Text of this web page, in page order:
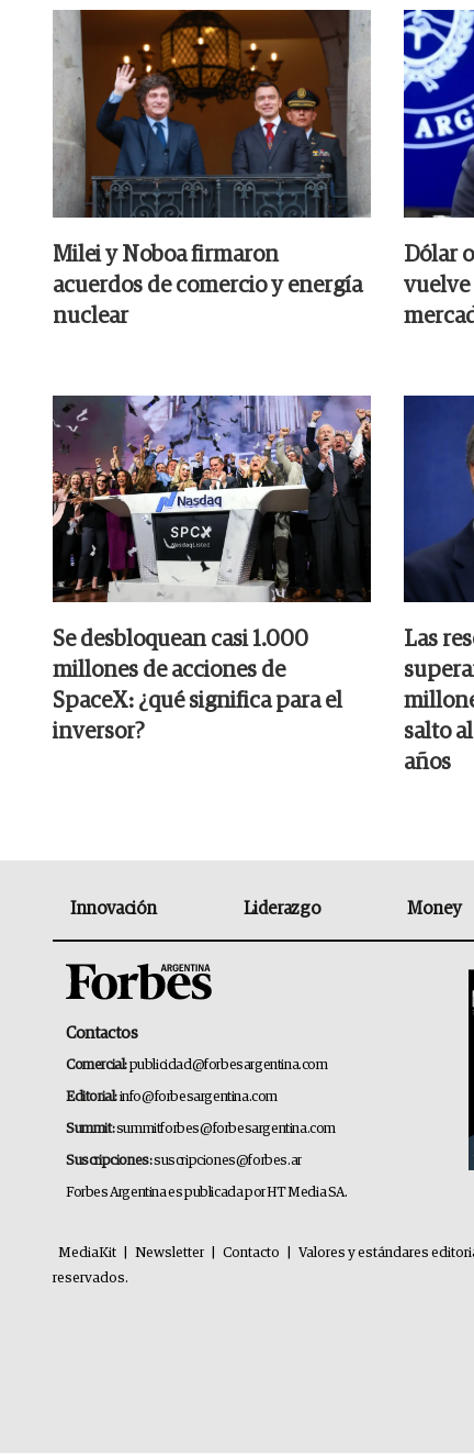
Milei y Noboa firmaron
acuerdos de comercio y energía
nuclear
Dólar
vuelve
Se desbloquean casi 1.000
millones de acciones de
SpaceX: ¿qué significa para el
inversor?
Las
salto
años
Innovación Liderazgo Money
Contactos
Comercial:publicidad@forbesargentina.com
Editorial:info@forbesargentina.com
Summit:summitforbes@forbesargentina.com
Suscripciones:suscripciones@forbes.ar
Forbes Argentina es publicada por HT Media SA.
MediaKit Newsletter Contacto Valores y estándares
reservados.